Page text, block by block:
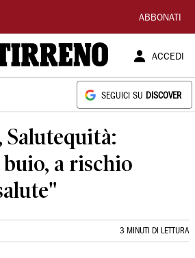
ABBONATI
ACCEDI
SEGUICI SU DISCOVER
a rischio
3 MINUTI DI LETTURA